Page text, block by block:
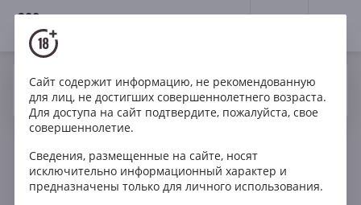
18+
Ваш город Москва ? Да
Вино Белое Сухое
Новая Зеландия
Whakaata Rock Sauvighon Blanc
Сайт содержит информацию, не рекомендованную
для лиц, не достигших совершеннолетнего возраста.
Для доступа на сайт подтвердите, пожалуйста, свое
совершеннолетие.
Сведения, размещенные на сайте, носят
исключительно информационный характер и
предназначены только для личного использования.